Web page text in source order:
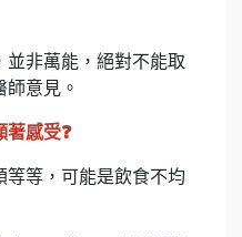
並非萬能，絕對不能取
意見。
感受❓
等等，可能是飲食不均